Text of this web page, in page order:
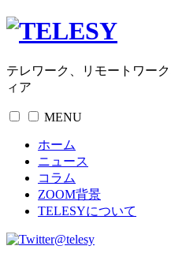
テレワーク、リモートワー
ィア
MENU
ホーム
ニュース
コラム
ZOOM背景
TELESYについて
@telesy